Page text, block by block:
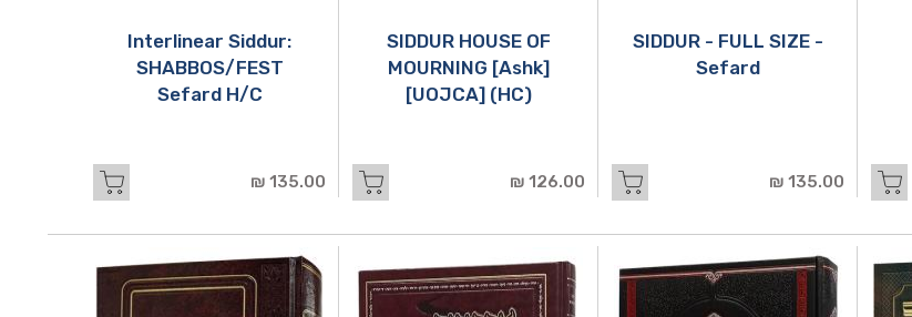
SIDDUR - FULL SIZE -
Sefard
135.00 ₪
SIDDUR HOUSE OF
MOURNING [Ashk]
[UOJCA] (HC)
126.00 ₪
Interlinear Siddur:
SHABBOS/FEST
Sefard H/C
135.00 ₪